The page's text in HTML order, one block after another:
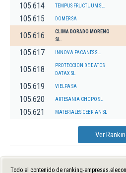
105.614 TEMPUS FRUCTUUM SL.
105.615 DOMER SA
105.616
CLIMA DORADO MORENO
SL.
105.617 INNOVA FACANES SL.
105.618
PROTECCION DE DATOS
DATAX SL
105.619 VIELPA SA
105.620 ARTESANIA CHOPO SL
105.621 MATERIALES CEBRIAN SL
Ver
Todo el contenido de ranking-